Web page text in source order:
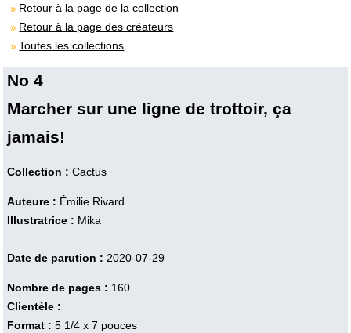
Retour à la page de la collection
Retour à la page des créateurs
Toutes les collections
No 4
Marcher sur une ligne de trottoir, ça
jamais!
Collection : Cactus
Auteure : Émilie Rivard
Illustratrice : Mika
Date de parution : 2020-07-29
Nombre de pages : 160
Clientèle :
Format : 5 1/4 x 7 pouces